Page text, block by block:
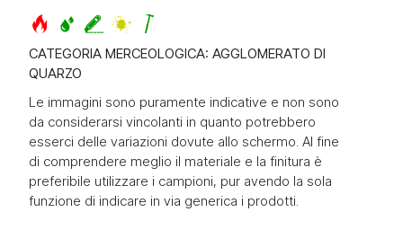
CATEGORIA MERCEOLOGICA: AGGLOMERATO DI
QUARZO
Le immagini sono puramente indicative e non sono
da considerarsi vincolanti in quanto potrebbero
esserci delle variazioni dovute allo schermo. Al fine
di comprendere meglio il materiale e la finitura è
preferibile utilizzare i campioni, pur avendo la sola
funzione di indicare in via generica i prodotti.